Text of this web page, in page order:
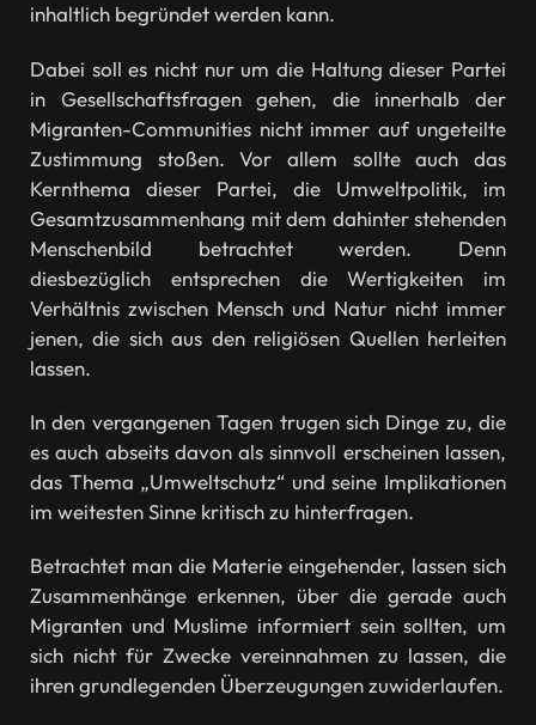
inhaltlich begründet werden kann.
Dabei soll es nicht nur um die Haltung dieser Partei
in Gesellschaftsfragen gehen, die innerhalb der
Migranten-Communities nicht immer auf ungeteilte
Zustimmung stoßen. Vor allem sollte auch das
Kernthema dieser Partei, die Umweltpolitik, im
Gesamtzusammenhang mit dem dahinter stehenden
Menschenbild betrachtet werden. Denn
diesbezüglich entsprechen die Wertigkeiten im
Verhältnis zwischen Mensch und Natur nicht immer
jenen, die sich aus den religiösen Quellen herleiten
lassen.
In den vergangenen Tagen trugen sich Dinge zu, die
es auch abseits davon als sinnvoll erscheinen lassen,
das Thema „Umweltschutz“ und seine Implikationen
im weitesten Sinne kritisch zu hinterfragen.
Betrachtet man die Materie eingehender, lassen sich
Zusammenhänge erkennen, über die gerade auch
Migranten und Muslime informiert sein sollten, um
sich nicht für Zwecke vereinnahmen zu lassen, die
ihren grundlegenden Überzeugungen zuwiderlaufen.